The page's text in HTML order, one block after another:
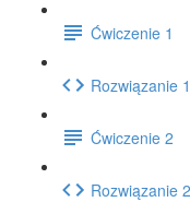
Ćwiczenie 1
Rozwiązanie 1
Ćwiczenie 2
Rozwiązanie 2